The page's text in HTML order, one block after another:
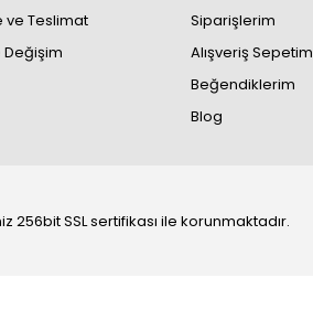
ve Teslimat
Değişim
Siparişlerim
Alışveriş Sepetim
Beğendiklerim
Blog
256bit SSL sertifikası ile korunmaktadır.